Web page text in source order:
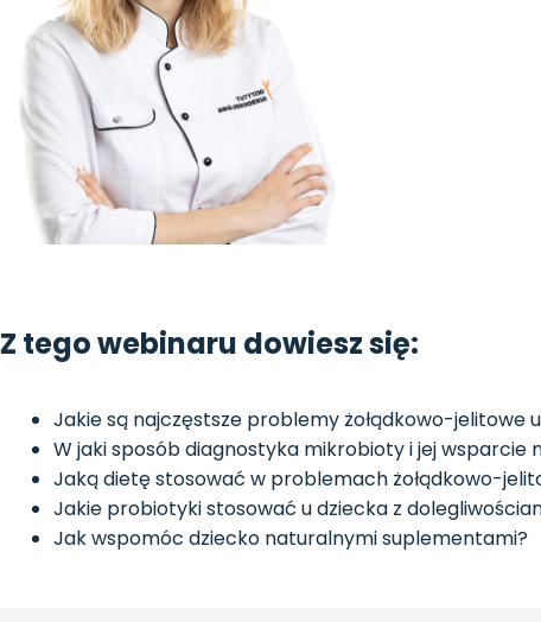
Z tego webinaru dowiesz się:
Jakie są najczęstsze problemy żołądkowo-jelitowe
W jaki sposób diagnostyka mikrobioty i jej
Jaką dietę stosować w problemach żołądkowo-
Jakie probiotyki stosować u dziecka z
Jak wspomóc dziecko naturalnymi suplementami?